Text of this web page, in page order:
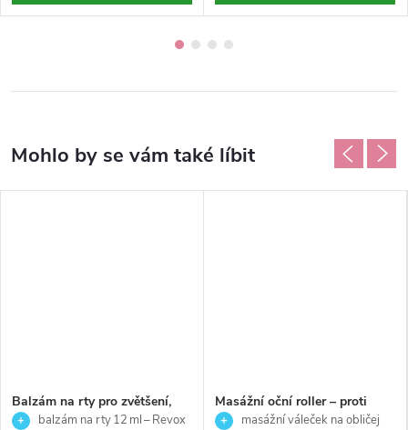
Balzám na rty pro zvětšení,
vyplnění a hydrataci rtů s
balzám na rty 12 ml – Revox
Masážní oční roller – proti
otokům a kruhům pod očima -
masážní váleček na obličej